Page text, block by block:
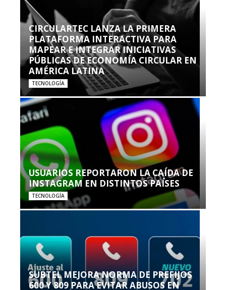
CIRCULARTEC LANZA LA PRIMERA
PLATAFORMA INTERACTIVA PARA
MAPEAR E INTEGRAR INICIATIVAS
PÚBLICAS DE ECONOMÍA CIRCULAR EN
AMÉRICA LATINA
TECNOLOGÍA
USUARIOS REPORTARON LA CAÍDA DE
INSTAGRAM EN DISTINTOS PAÍSES
TECNOLOGÍA
SUBTEL MEJORA NORMA DE PREFIJOS
600 Y 809 PARA EVITAR ABUSOS EN